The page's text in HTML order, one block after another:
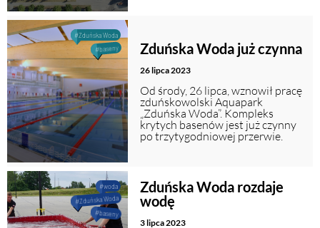
#Zduńska Woda
#baseny Zduńska Woda już czynna
26 lipca 2023
Od środy, 26 lipca, wznowił pracę
zduńskowolski Aquapark
„Zduńska Woda”. Kompleks
krytych basenów jest już czynny
po trzytygodniowej przerwie.
#woda
#Zduńska Woda
#baseny
Zduńska Woda rozdaje
wodę
3 lipca 2023